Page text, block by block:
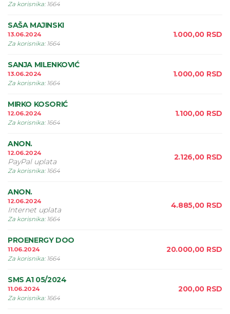
Za korisnika: 1664
SAŠA MAJINSKI
13.06.2024
Za korisnika: 1664
1.000,00 RSD
SANJA MILENKOVIĆ
13.06.2024
Za korisnika: 1664
1.000,00 RSD
MIRKO KOSORIĆ
12.06.2024
Za korisnika: 1664
1.100,00 RSD
ANON.
12.06.2024
PayPal uplata
Za korisnika: 1664
2.126,00 RSD
ANON.
12.06.2024
Internet uplata
Za korisnika: 1664
4.885,00 RSD
PROENERGY DOO
11.06.2024
Za korisnika: 1664
20.000,00 RSD
SMS A1 05/2024
11.06.2024
Za korisnika: 1664
200,00 RSD